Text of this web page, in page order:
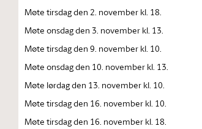
Møte tirsdag den 2. november kl. 18.
Møte onsdag den 3. november kl. 13.
Møte tirsdag den 9. november kl. 10.
Møte onsdag den 10. november kl. 13.
Møte lørdag den 13. november kl. 10.
Møte tirsdag den 16. november kl. 10.
Møte tirsdag den 16. november kl. 18.